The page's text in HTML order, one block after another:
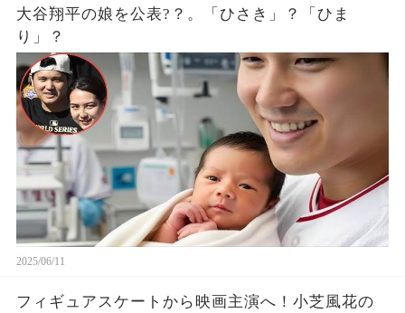
大谷翔平の娘を公表?？。「ひさき」？「ひま
り」？
2025/06/11
フィギュアスケートから映画主演へ！小芝風花の